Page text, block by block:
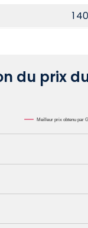
1
du prix
Meilleur prix obtenu par